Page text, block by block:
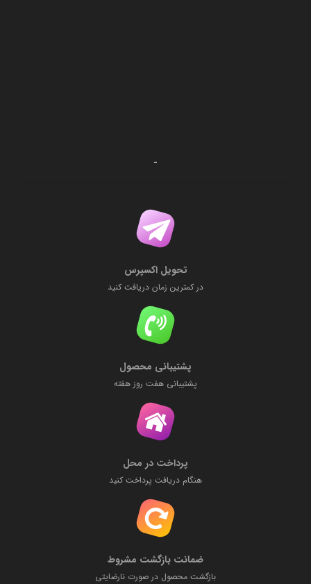
-
تحویل اکسپرس
در کمترین زمان دریافت کنید
پشتیبانی محصول
پشتیبانی هفت روز هفته
پرداخت در محل
هنگام دریافت پرداخت کنید
ضمانت بازگشت مشروط
بازگشت محصول در صورت نارضایتی